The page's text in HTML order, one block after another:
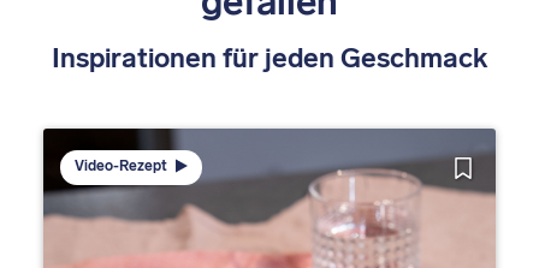
Inspirationen für jeden Geschmack
Video-Rezept